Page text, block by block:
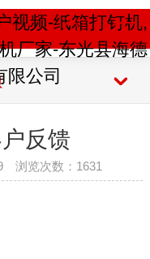
反馈
浏览次数： 1631